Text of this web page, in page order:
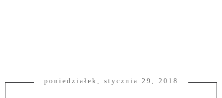
poniedziałek, stycznia 29, 2018